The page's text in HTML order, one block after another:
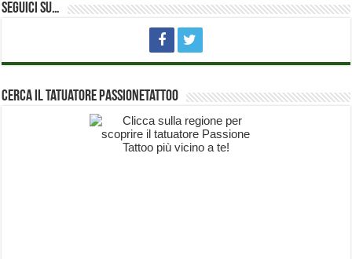
Seguici su…
Cerca il Tatuatore PassioneTattoo